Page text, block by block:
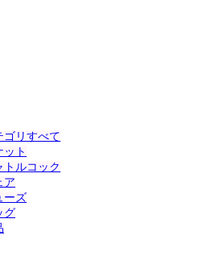
ゴリすべて
ト
トルコック
ア
ーズ
グ